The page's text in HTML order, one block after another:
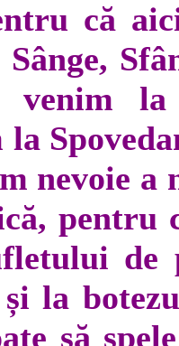
că
la
nevoie
pentru
de
la
să